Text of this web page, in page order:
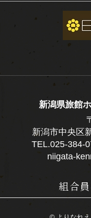
新潟県旅館
新潟市中央区
TEL.025-384-
niigata-
組合